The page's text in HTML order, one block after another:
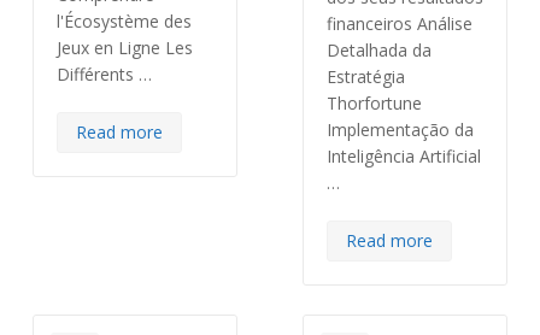
l'Écosystème des
Jeux en Ligne Les
Différents …
Read more
financeiros Análise
Detalhada da
Estratégia
Thorfortune
Implementação da
Inteligência Artificial
…
Read more